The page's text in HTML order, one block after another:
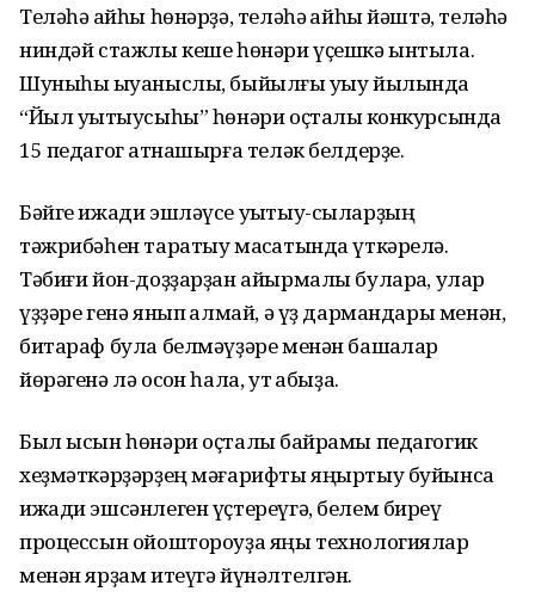
Теләһә ҡайһы һөнәрҙә, теләһә ҡайһы йәштә, теләһә
ниндәй стажлы кеше һөнәри үҫешкә ынтыла.
Шуныһы ҡыуаныслы, быйылғы уҡыу йылында
“Йыл уҡытыусыһы” һөнәри оҫталыҡ конкурсында
15 педагог ҡатнашырға теләк белдерҙе.
Бәйге ижади эшләүсе уҡытыу-сыларҙың
тәжрибәһен таратыу маҡсатында үткәрелә.
Тәбиғи йон-доҙҙарҙан айырмалы булараҡ, улар
үҙҙәре генә янып ҡалмай, ә үҙ дармандары менән,
битараф була белмәүҙәре менән башҡалар
йөрәгенә лә осҡон һала, ут ҡабыҙа.
Был ысын һөнәри оҫталыҡ байрамы педагогик
хеҙмәткәрҙәрҙең мәғарифты яңыртыу буйынса
ижади эшсәнлеген үҫтереүгә, белем биреү
процессын ойоштороуҙа яңы технологиялар
менән ярҙам итеүгә йүнәлтелгән.